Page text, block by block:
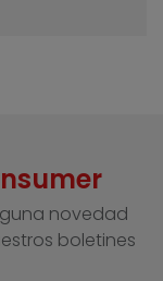
novedad
boletines